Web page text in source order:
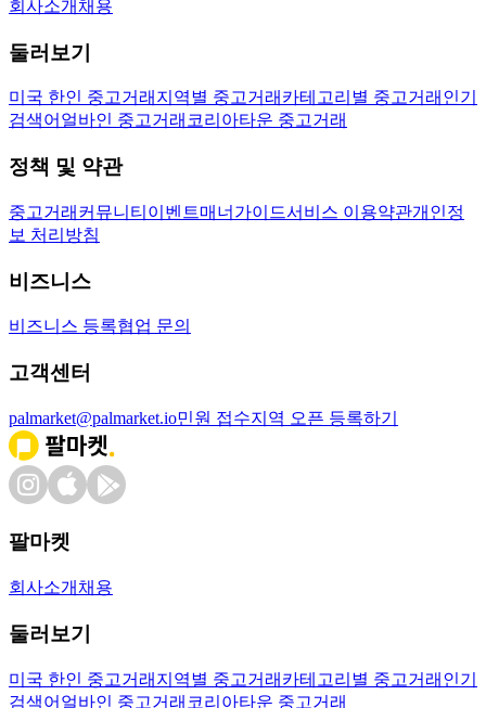
회사소개 채용
둘러보기
미국 한인 중고거래 지역별 중고거래 카테고리별 중고거래 인기
검색어 얼바인 중고거래 코리아타운 중고거래
정책 및 약관
중고거래 커뮤니티 이벤트매너가이드서비스 이용약관개인정
보 처리방침
비즈니스
비즈니스 등록협업 문의
고객센터
palmarket@palmarket.io민원 접수지역 오픈 등록하기
팔마켓
회사소개 채용
둘러보기
미국 한인 중고거래 지역별 중고거래 카테고리별 중고거래 인기
검색어 얼바인 중고거래 코리아타운 중고거래